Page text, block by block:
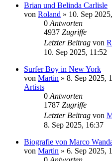
Brian und Belinda Carlisle
von Roland » 10. Sep
0 Antworten
4937 Zugriffe
Letzter Beitrag von
10. Sep 2025, 11:52
Surfer Boy in New York
von Martin » 8. Sep 2025,
Artists
0 Antworten
1787 Zugriffe
Letzter Beitrag von
8. Sep 2025, 16:37
Biografie von Marco
von Martin » 6. Sep 2025,